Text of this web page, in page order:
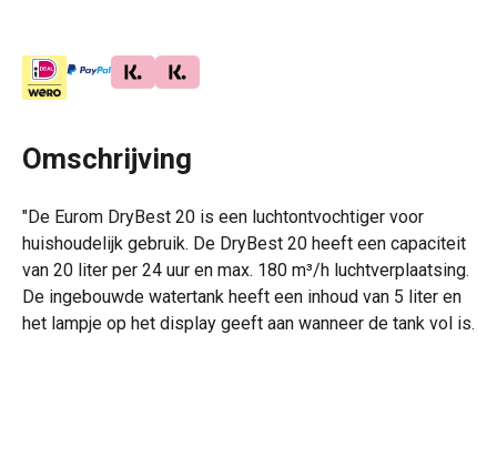
Omschrijving
"De Eurom DryBest 20 is een luchtontvochtiger voor
huishoudelijk gebruik. De DryBest 20 heeft een capaciteit
van 20 liter per 24 uur en max. 180 m³/h luchtverplaatsing.
De ingebouwde watertank heeft een inhoud van 5 liter en
het lampje op het display geeft aan wanneer de tank vol is.